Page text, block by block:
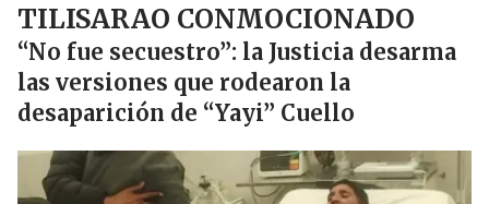
TILISARAO CONMOCIONADO
“No fue secuestro”: la Justicia desarma
las versiones que rodearon la
desaparición de “Yayi” Cuello